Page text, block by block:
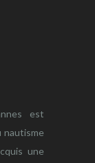
est
nautisme
une